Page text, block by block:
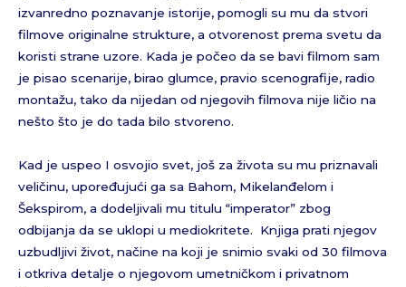
izvanredno poznavanje istorije, pomogli su mu da stvori
filmove originalne strukture, a otvorenost prema svetu da
koristi strane uzore. Kada je počeo da se bavi filmom sam
je pisao scenarije, birao glumce, pravio scenografije, radio
montažu, tako da nijedan od njegovih filmova nije ličio na
nešto što je do tada bilo stvoreno.
Kad je uspeo I osvojio svet, još za života su mu priznavali
veličinu, upoređujući ga sa Bahom, Mikelanđelom i
Šekspirom, a dodeljivali mu titulu “imperator” zbog
odbijanja da se uklopi u mediokritete. Knjiga prati njegov
uzbudljivi život, načine na koji je snimio svaki od 30 filmova
i otkriva detalje o njegovom umetničkom i privatnom